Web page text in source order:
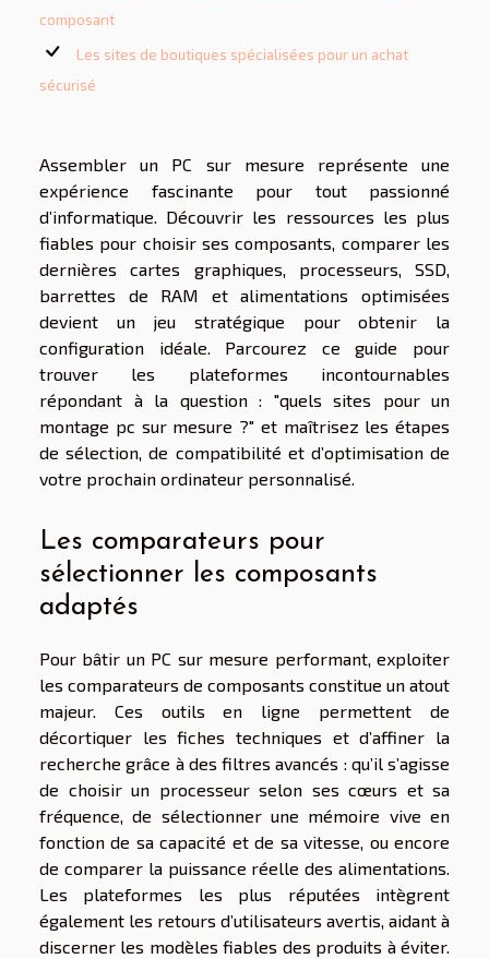
composant
Les sites de boutiques spécialisées pour un achat
sécurisé
Assembler un PC sur mesure représente une
expérience fascinante pour tout passionné
d’informatique. Découvrir les ressources les plus
fiables pour choisir ses composants, comparer les
dernières cartes graphiques, processeurs, SSD,
barrettes de RAM et alimentations optimisées
devient un jeu stratégique pour obtenir la
configuration idéale. Parcourez ce guide pour
trouver les plateformes incontournables
répondant à la question : "quels sites pour un
montage pc sur mesure ?" et maîtrisez les étapes
de sélection, de compatibilité et d’optimisation de
votre prochain ordinateur personnalisé.
Les comparateurs pour
sélectionner les composants
adaptés
Pour bâtir un PC sur mesure performant, exploiter
les comparateurs de composants constitue un atout
majeur. Ces outils en ligne permettent de
décortiquer les fiches techniques et d’affiner la
recherche grâce à des filtres avancés : qu’il s’agisse
de choisir un processeur selon ses cœurs et sa
fréquence, de sélectionner une mémoire vive en
fonction de sa capacité et de sa vitesse, ou encore
de comparer la puissance réelle des alimentations.
Les plateformes les plus réputées intègrent
également les retours d’utilisateurs avertis, aidant à
discerner les modèles fiables des produits à éviter.